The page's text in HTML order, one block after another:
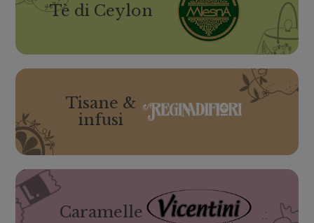
Tè di Ceylon
Tisane &
infusi
Caramelle